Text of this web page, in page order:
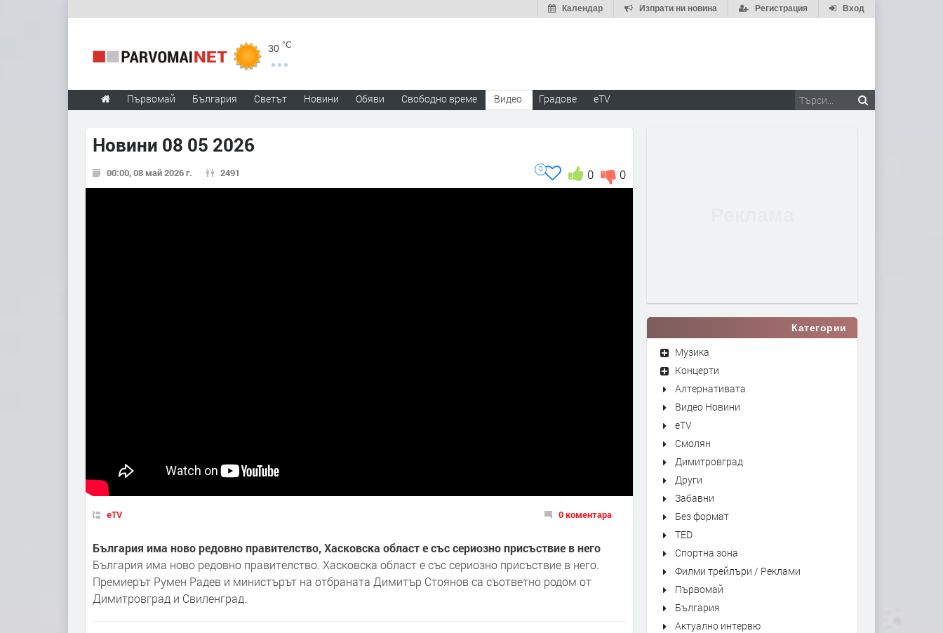
Вход
Регистрация
Изпрати ни новина
Календар
30 °C
Първомай България Светът Новини Обяви Свободно време Видео Градове eTV
Новини 08 05 2026
00:00, 08 май 2026 г. 2491 0
0
0
eTV 0 коментара
България има ново редовно правителство, Хасковска област е със сериозно присъствие в него
България има ново редовно правителство. Хасковска област е със сериозно присъствие в него.
Премиерът Румен Радев и министърът на отбраната Димитър Стоянов са съответно родом от
Димитровград и Свиленград.
Категории
Музика
Концерти
Алтернативата
Видео Новини
eTV
Смолян
Димитровград
Други
Забавни
Без формат
TED
Спортна зона
Филми трейлъри / Реклами
Първомай
България
Актуално интервю